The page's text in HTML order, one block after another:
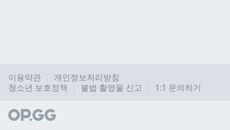
이용약관
개인정보처리방침
청소년 보호정책
불법 촬영물 신고 1:1 문의하기